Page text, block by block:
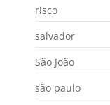
risco
salvador
São João
são paulo